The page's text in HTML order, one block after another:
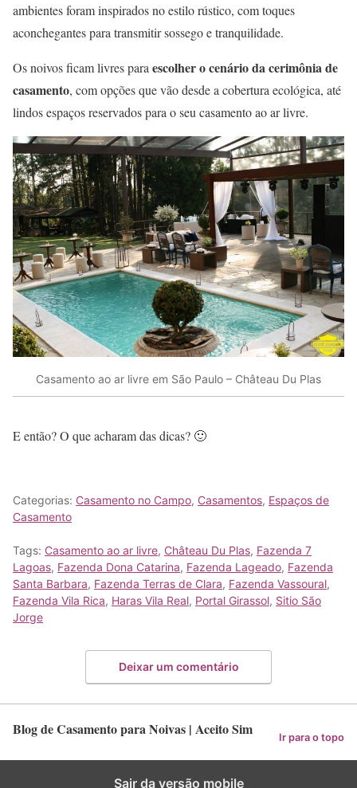
ambientes foram inspirados no estilo rústico, com toques
aconchegantes para transmitir sossego e tranquilidade.
Os noivos ficam livres para escolher o cenário da cerimônia de
casamento, com opções que vão desde a cobertura ecológica, até
lindos espaços reservados para o seu casamento ao ar livre.
Casamento ao ar livre em São Paulo – Château Du Plas
E então? O que acharam das dicas? 🙂
Categorias: Casamento no Campo, Casamentos, Espaços de
Casamento
Tags: Casamento ao ar livre, Château Du Plas, Fazenda 7
Lagoas, Fazenda Dona Catarina, Fazenda Lageado, Fazenda
Santa Barbara, Fazenda Terras de Clara, Fazenda Vassoural,
Fazenda Vila Rica, Haras Vila Real, Portal Girassol, Sitio São
Jorge
Deixar um comentário
Blog de Casamento para Noivas | Aceito Sim Ir para o topo
Sair da versão mobile